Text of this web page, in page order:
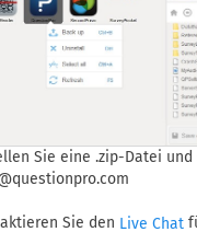
Sie eine .zip-Datei
Sie den Live Chat